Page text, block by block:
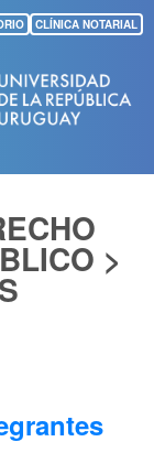
CLÍNICA NOTARIAL
>